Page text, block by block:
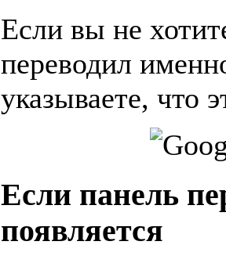
Если вы не
переводил
указываете, что
Если панель
появляется